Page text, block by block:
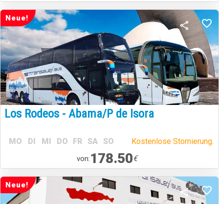
Neue!
Los Rodeos - Abama/P de Isora
MO DI MI DO FR SA SO Kostenlose Stornierung.
von:178.50€
Neue!